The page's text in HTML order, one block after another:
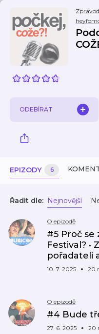
ODEBÍRAT
EPIZODY 6
Řadit dle: Nejnovější
O epizodě
#5 Proč se
Festival? •
pořadateli
10. 7. 2025 20
O epizodě
#4 Bude
27. 6. 2025 20